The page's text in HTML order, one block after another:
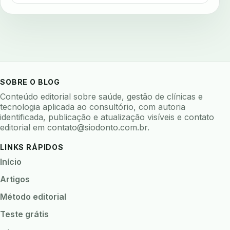
avaliar software odontologico backup
bioceramicos biocompatibilidade
biofeedback
biofilme linhas agua bioimpedancia
biomarcadores biomateriais biomecanica
biometria biometria clinica biometria facial
biopsia biopsia oral
biosseguranca clinica
biossensores
blockchain
SOBRE O BLOG
Conteúdo editorial sobre saúde, gestão de clínicas e
tecnologia aplicada ao consultório, com autoria
identificada, publicação e atualização visíveis e contato
editorial em contato@siodonto.com.br.
LINKS RÁPIDOS
Início
Artigos
Método editorial
Teste grátis